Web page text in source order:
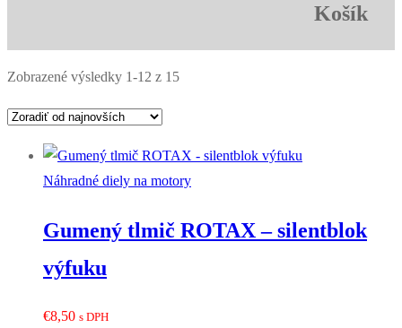
Košík
Zobrazené výsledky 1-12 z 15
Náhradné diely na motory
Gumený tlmič ROTAX – silentblok
výfuku
€8,50 s DPH